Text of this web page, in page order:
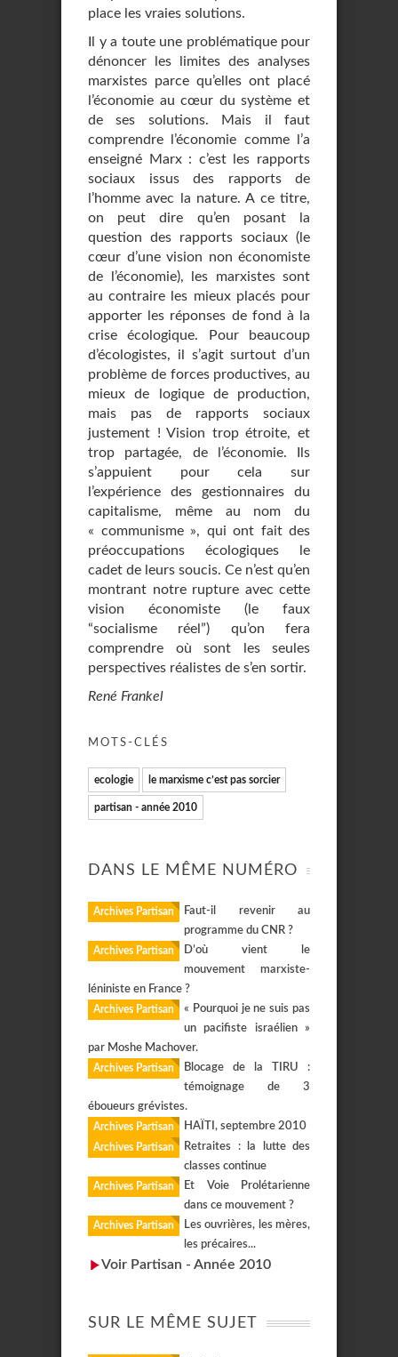
place les vraies solutions.
Il y a toute une problématique pour
dénoncer les limites des analyses
marxistes parce qu’elles ont placé
l’économie au cœur du système et
de ses solutions. Mais il faut
comprendre l’économie comme l’a
enseigné Marx : c’est les rapports
sociaux issus des rapports de
l’homme avec la nature. A ce titre,
on peut dire qu’en posant la
question des rapports sociaux (le
cœur d’une vision non économiste
de l’économie), les marxistes sont
au contraire les mieux placés pour
apporter les réponses de fond à la
crise écologique. Pour beaucoup
d’écologistes, il s’agit surtout d’un
problème de forces productives, au
mieux de logique de production,
mais pas de rapports sociaux
justement ! Vision trop étroite, et
trop partagée, de l’économie. Ils
s’appuient pour cela sur
l’expérience des gestionnaires du
capitalisme, même au nom du
« communisme », qui ont fait des
préoccupations écologiques le
cadet de leurs soucis. Ce n’est qu’en
montrant notre rupture avec cette
vision économiste (le faux
“socialisme réel”) qu’on fera
comprendre où sont les seules
perspectives réalistes de s’en sortir.
René Frankel
MOTS-CLÉS
ecologie le marxisme c’est pas sorcier
partisan - année 2010
DANS LE MÊME NUMÉRO
Archives Partisan
Faut-il revenir au
programme du CNR ?
Archives Partisan
D’où vient le
mouvement marxiste-
léniniste en France ?
Archives Partisan
« Pourquoi je ne suis pas
un pacifiste israélien »
par Moshe Machover.
Archives Partisan
Blocage de la TIRU :
témoignage de 3
éboueurs grévistes.
Archives Partisan HAÏTI, septembre 2010
Archives Partisan
Retraites : la lutte des
classes continue
Archives Partisan
Et Voie Prolétarienne
dans ce mouvement ?
Archives Partisan
Les ouvrières, les mères,
les précaires...
Voir Partisan - Année 2010
SUR LE MÊME SUJET